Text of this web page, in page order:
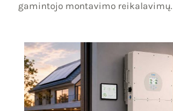
gamintojo montavimo reikalavimų.